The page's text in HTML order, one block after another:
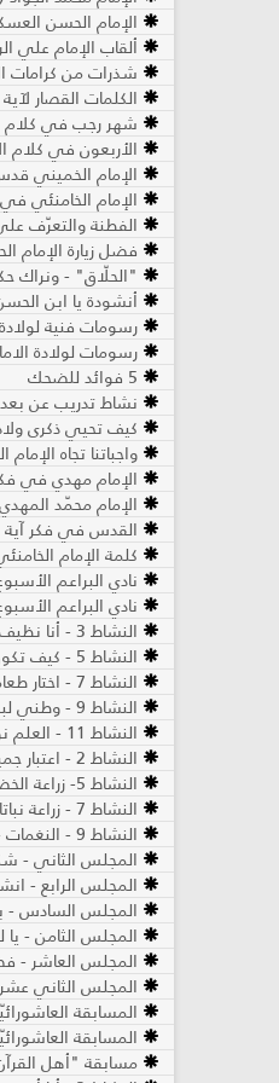
الإمام الحسن
ألقاب الإمام علي
شذرات من كرامات
الكلمات القصار
شهر رجب في كلام
الأربعون في كلام
الإمام الخميني
الإمام الخامنئي
الفطنة والتعرّف
فضل زيارة الإمام
"الحلّاق" - ونراك
أنشودة يا ابن
رسومات فنية
رسومات لولادة
5 فوائد للضحك
نشاط تدريب عن
كيف تحيي ذكرى
واجباتنا تجاه
الإمام مهدي في
الإمام محمّد
القدس في فكر آية
كلمة الإمام
نادي البراعم
نادي البراعم
النشاط 3 - أنا نظيف
النشاط 5 - كيف تكون أسناني سليمة؟
النشاط 7 - اختار طعامي بذكاء
النشاط 9 - وطني لبنان
النشاط 11 - العلم نور
النشاط 2 - اعتبار جميع العوامل حول ركوب الدراجة - مرحلة البراعم
النشاط 5- زراعة الخضار في الصيف - مرحلة البراعم
النشاط 7 - زراعة نباتات الزينة في الصيف ​- مرحلة البراعم
النشاط 9 - النغمات - مرحلة البراعم
المجلس الثاني -
المجلس الرابع -
المجلس السادس -
المجلس الثامن - يا
المجلس العاشر -
المجلس الثاني
المسابقة
المسابقة
مسابقة "أهل